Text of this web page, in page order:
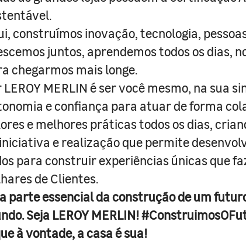
construímos inovação, tecnologia,
juntos, aprendemos todos os dias,
chegarmos mais longe.
LEROY MERLIN é ser você mesmo, na sua
e confiança para atuar de forma
e melhores práticas todos os dias,
e realização que permite
para construir experiências únicas que
de Clientes.
parte essencial da construção de um
Seja LEROY MERLIN!
à vontade, a casa é sua!